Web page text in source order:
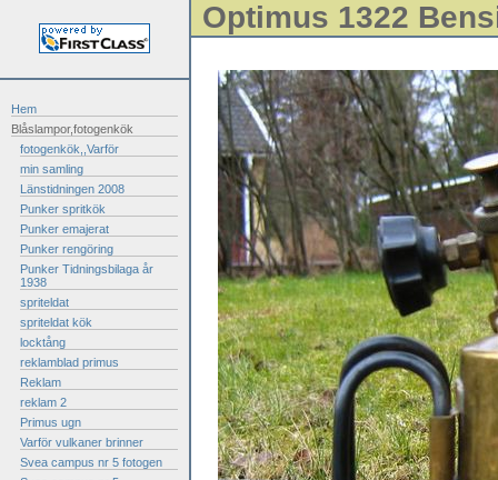
Hem
Blåslampor,fotogenkök
fotogenkök,,Varför
min samling
Länstidningen 2008
Punker spritkök
Punker emajerat
Punker rengöring
Punker Tidningsbilaga år
1938
spriteldat
spriteldat kök
locktång
reklamblad primus
Reklam
reklam 2
Primus ugn
Varför vulkaner brinner
Svea campus nr 5 fotogen
Optimus 1322